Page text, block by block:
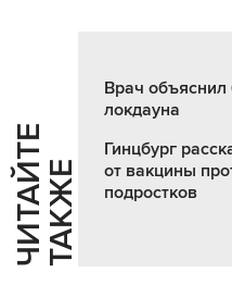
Ч
И
Т
АЙ
Т
Е
Т
А
К
ЖЕ
Врач объяснил
локдауна
Гинцбург
от вакцины
подростков